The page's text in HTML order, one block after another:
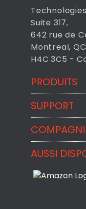
Suite 317,
642 rue de
Montreal, QC
H4C 3C5 -
PRODUITS
FixMeStick
BackMeUp
SUPPORT
À propos
Contact
AUSSI